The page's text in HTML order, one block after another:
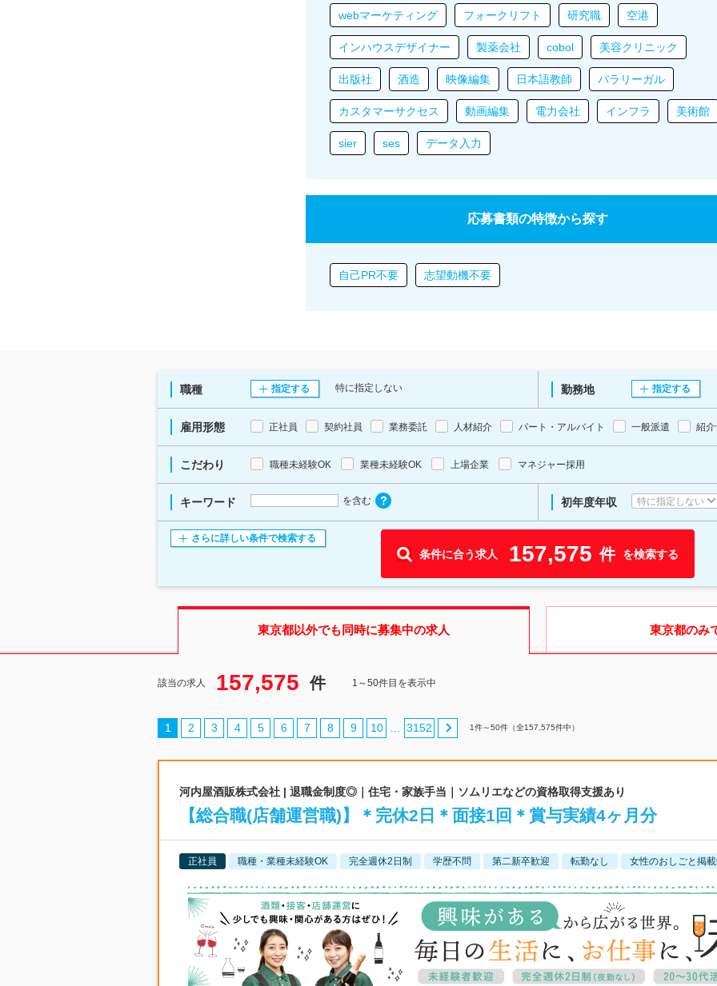
webマーケティング フォークリフト 研究職 空港
インハウスデザイナー 製薬会社 cobol 美容クリニック
出版社 酒造 映像編集 日本語教師 パラリーガル
カスタマーサクセス 動画編集 電力会社 インフラ 美術館
sier ses データ入力
応募書類の特徴から探す
自己PR不要 志望動機不要
職種 指定する 特に指定しない 勤務地 指定する
雇用形態 正社員 契約社員 業務委託 人材紹介 パート・アルバイト 一般派遣 紹
こだわり 職種未経験OK 業種未経験OK 上場企業 マネジャー採用
キーワード を含む 初年度年収 特に指定しない
さらに詳しい条件で検索する
条件に合う求人 157,575 件 を検索する
東京都以外でも同時に募集中の求人 東京都のみ
該当の求人 157,575 件 1～50件目を表示中
1 2 3 4 5 6 7 8 9 10 … 3152 1件～50件（全157,575件中）
河内屋酒販株式会社 | 退職金制度◎｜住宅・家族手当｜ソムリエなどの資格取得支援あり
【総合職(店舗運営職)】＊完休2日＊面接1回＊賞与実績4ヶ月分
正社員 職種・業種未経験OK 完全週休2日制 学歴不問 第二新卒歓迎 転勤なし 女性のおしごと掲